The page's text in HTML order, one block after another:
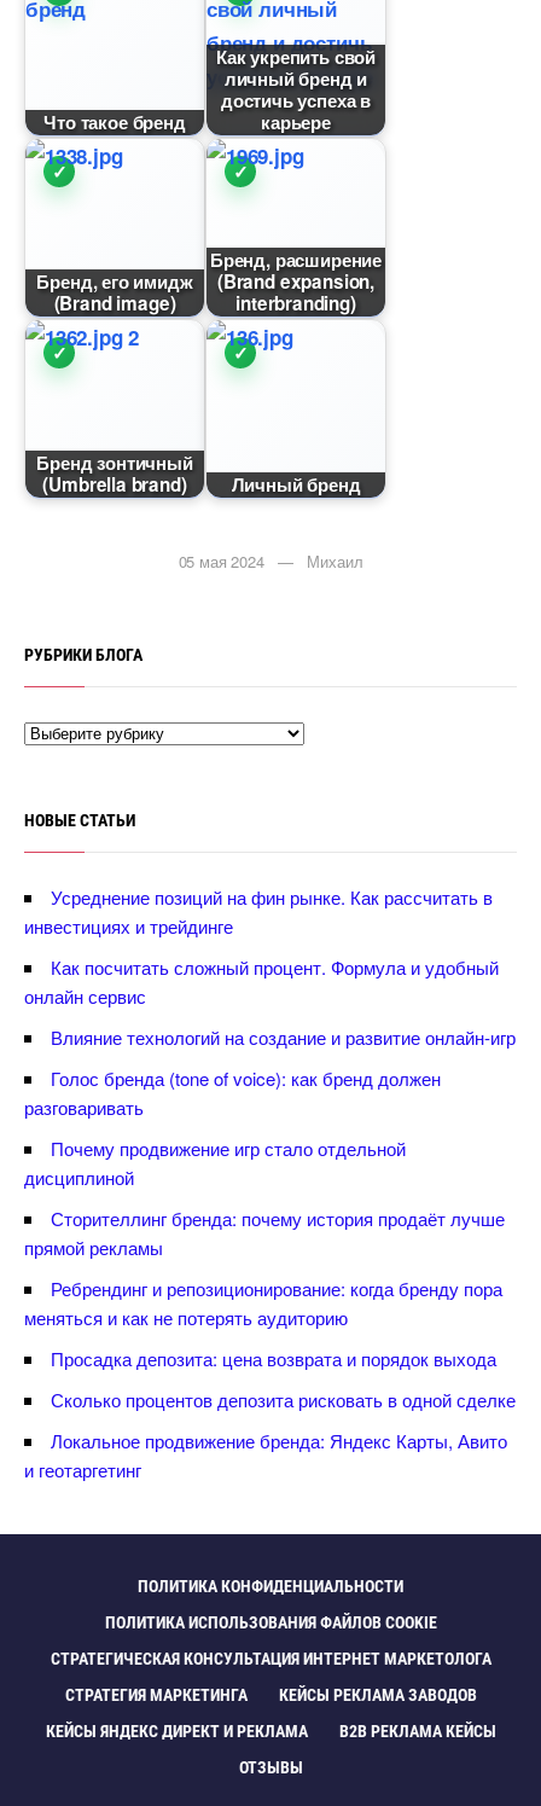
Что такое бренд
Как укрепить свой
личный бренд и
достичь успеха
карьере
Бренд, его имидж
(Brand image)
Бренд, расширение
(Brand expansion,
interbranding)
Бренд зонтичный
(Umbrella brand)
Личный бренд
05 мая 2024 — Михаил
РУБРИКИ БЛОГА
НОВЫЕ СТАТЬИ
Усреднение позиций на фин рынке. Как рассчитать
инвестициях и трейдинге
Как посчитать сложный процент. Формула и удобный
онлайн сервис
лияние технологий на создание и развитие онлайн-игр
Голос бренда (tone of voice): как бренд должен
разговаривать
Почему продвижение игр стало отдельной
дисциплиной
Сторителлинг бренда: почему история продаёт лучше
прямой рекламы
Ребрендинг и репозиционирование: когда бренду пора
меняться и как не потерять аудиторию
Просадка депозита: цена возврата и порядок выхода
Сколько процентов депозита рисковать в одной сделке
Локальное продвижение бренда: Яндекс Карты, Авито
и геотаргетин
ПОЛИТИКА КОНФИДЕНЦИАЛЬНОСТИ
ПОЛИТИКА ИСПОЛЬЗОВАНИЯ ФАЙЛОВ COOKIE
СТРАТЕГИЧЕСКАЯ КОНСУЛЬТАЦИЯ ИНТЕРНЕТ МАРКЕТОЛОГА
СТРАТЕГИЯ МАРКЕТИНГА
КЕЙСЫ РЕКЛАМА ЗАВОДО
КЕЙСЫ ЯНДЕКС ДИРЕКТ И РЕКЛАМА
B2B РЕКЛАМА КЕЙСЫ
ОТЗЫВЫ